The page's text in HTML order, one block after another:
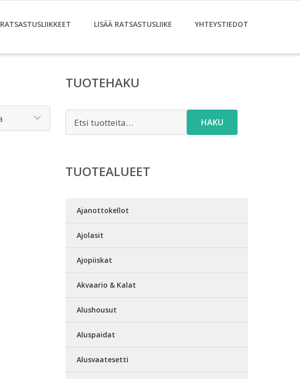
RATSASTUSLIIKKEET LISÄÄ RATSASTUSLIIKE YHTEYSTIEDOT
TUOTEHAKU
HAKU
TUOTEALUEET
Ajanottokellot
Ajolasit
Ajopiiskat
Akvaario & Kalat
Alushousut
Aluspaidat
Alusvaatesetti